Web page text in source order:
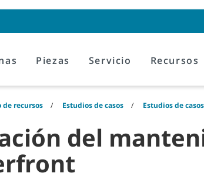
Piezas Servicio Recursos
de recursos Estudios de casos Estudios de
del